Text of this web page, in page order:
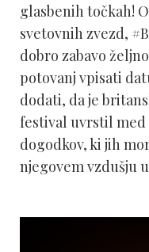
glasbenih točkah!
svetovnih zvezd,
dobro zabavo
potovanj vpisati
dodati, da je
festival uvrstil
dogodkov, ki jih
njegovem vzdušju